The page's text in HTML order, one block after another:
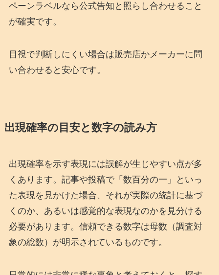
ペーンラベルなら公式告知と照らし合わせること
が確実です。
目視で判断しにくい場合は販売店かメーカーに問
い合わせると安心です。
出現確率の目安と数字の読み方
出現確率を示す表現には誤解が生じやすい点が多
くあります。記事や投稿で「数百分の一」といっ
た表現を見かけた場合、それが実際の統計に基づ
くのか、あるいは感覚的な表現なのかを見分ける
必要があります。信頼できる数字は母数（調査対
象の総数）が明示されているものです。